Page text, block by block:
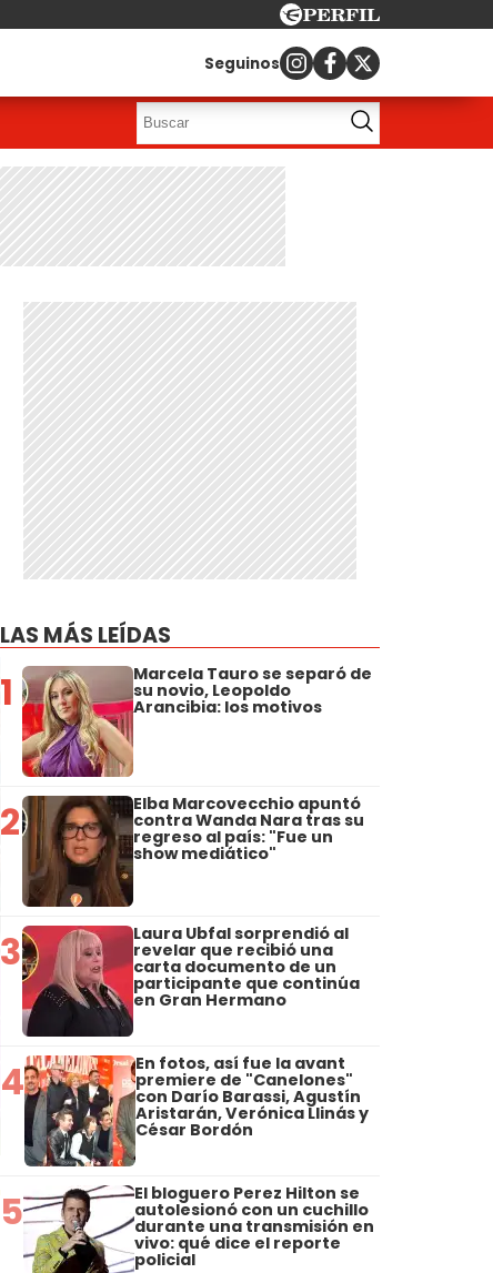
Seguinos
LAS MÁS LEÍDAS
1 Marcela Tauro se separó de
su novio, Leopoldo
Arancibia: los motivos
2 Elba Marcovecchio apuntó
contra Wanda Nara tras su
regreso al país: "Fue un
show mediático"
3 Laura Ubfal sorprendió al
revelar que recibió una
carta documento de un
participante que continúa
en Gran Hermano
4 En fotos, así fue la avant
premiere de "Canelones"
con Darío Barassi, Agustín
Aristarán, Verónica Llinás y
César Bordón
5 El bloguero Perez Hilton se
autolesionó con un cuchillo
durante una transmisión en
vivo: qué dice el reporte
policial